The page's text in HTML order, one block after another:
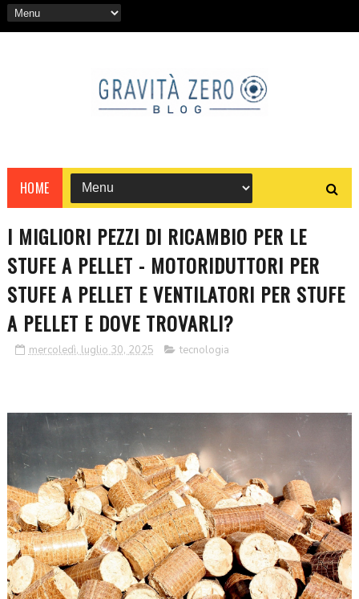
HOME
I MIGLIORI PEZZI DI RICAMBIO PER LE
STUFE A PELLET - MOTORIDUTTORI PER
STUFE A PELLET E VENTILATORI PER STUFE
A PELLET E DOVE TROVARLI?
mercoledì, luglio 30, 2025 tecnologia